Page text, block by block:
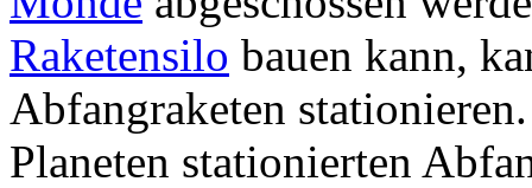
Raketensilo bauen kann,
Abfangraketen
Planeten stationierten